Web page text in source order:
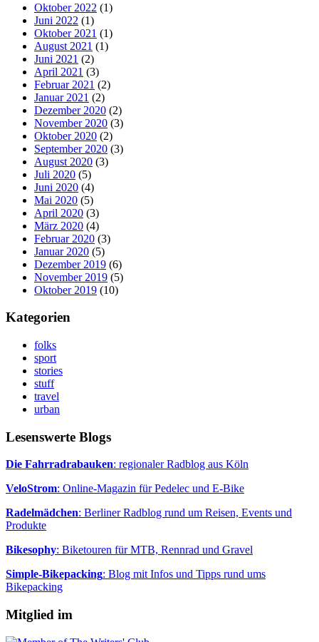
Oktober 2022 (1)
Juni 2022 (1)
Oktober 2021 (1)
August 2021 (1)
Juni 2021 (2)
April 2021 (3)
Februar 2021 (2)
Januar 2021 (2)
Dezember 2020 (2)
November 2020 (3)
Oktober 2020 (2)
September 2020 (3)
August 2020 (3)
Juli 2020 (5)
Juni 2020 (4)
Mai 2020 (5)
April 2020 (3)
März 2020 (4)
Februar 2020 (3)
Januar 2020 (5)
Dezember 2019 (6)
November 2019 (5)
Oktober 2019 (10)
Kategorien
folks
sport
stories
stuff
travel
urban
Lesenswerte Blogs
Die Fahrradrabauken: regionaler Radblog aus Köln
VeloStrom: Online-Magazin für Pedelec und E-Bike
Radelmädchen: Berliner Radblog rund um Reisen, Events und
Produkte
Bikesophy: Biketouren für MTB, Rennrad und Gravel
Simple-Bikepacking: Blog mit Infos und Tipps rund ums
Bikepacking
Mitglied im